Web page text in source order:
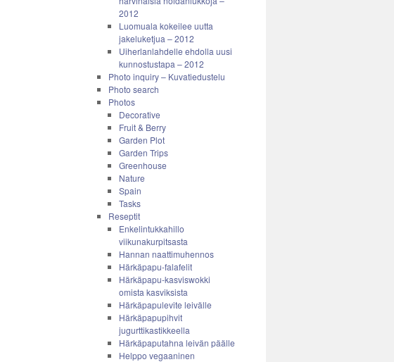
2012
Luomuala kokeilee uutta
jakeluketjua – 2012
Uiherlanlahdelle ehdolla uusi
kunnostustapa – 2012
Photo inquiry – Kuvatiedustelu
Photo search
Photos
Decorative
Fruit & Berry
Garden Plot
Garden Trips
Greenhouse
Nature
Spain
Tasks
Reseptit
Enkelintukkahillo
viikunakurpitsasta
Hannan naattimuhennos
Härkäpapu-falafelit
Härkäpapu-kasviswokki
omista kasviksista
Härkäpapulevite leivälle
Härkäpapupihvit
jugurttikastikkeella
Härkäpaputahna leivän päälle
Helppo vegaaninen